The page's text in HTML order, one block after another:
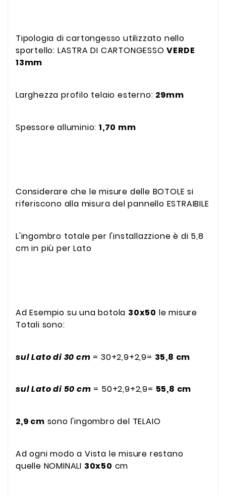
Tipologia di cartongesso utilizzato nello
sportello: LASTRA DI CARTONGESSOVERDE
13mm
Larghezza profilo telaio esterno: 29mm
Spessore alluminio: 1,70 mm
Considerare che le misure delle BOTOLE si
riferiscono alla misura del pannello ESTRAIBILE
L'ingombro totale per l'installazzione è di 5,8
cm in più per Lato
Ad Esempio su una botola 30x50 le misure
Totali sono:
sul Lato di 30 cm = 30+2,9+2,9= 35,8 cm
sul Lato di 50 cm = 50+2,9+2,9= 55,8 cm
2,9 cm sono l'ingombro del TELAIO
Ad ogni modo a Vista le misure restano
quelle NOMINALI 30x50 cm